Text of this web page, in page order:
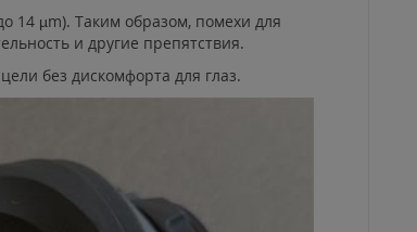
14 µm). Таким образом, помехи для
и другие препятствия.
без дискомфорта для глаз.